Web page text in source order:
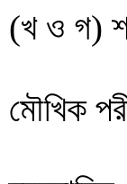
(খ ও গ)
মৌখিক